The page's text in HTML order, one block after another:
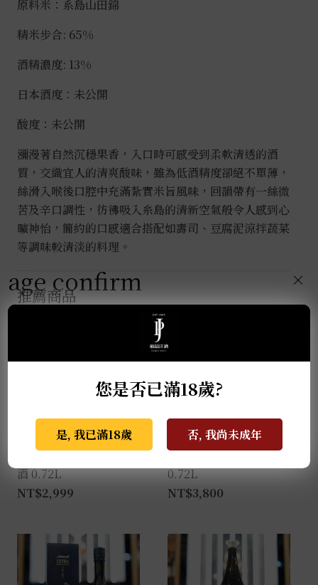
原料米：系島山田錦
精米步合: 65%
酒精濃度: 13%
日本酒度：未公開
酸度：未公開
瀰漫著自然沉穩果香，入口時可感受到柔軟清透的酒
質，交織宜人的清爽酸味，雖為低酒精度卻絕不單薄，
絲滑入喉後口腔中充滿紮實米旨風味，回韻帶有一絲微
苦及辛口調性，彷彿吸入糸島的清新空氣般令人感到心
曠神怡，簡約的口感適合搭配如壽司、豆腐泥涼拌蔬菜
等調味較清淡的料理。
推薦商品
酒 0.72L
NT$2,999
0.72L
NT$3,800
age confirm
您是否已滿18歲?
是, 我已滿18歲 否, 我尚未成年
×